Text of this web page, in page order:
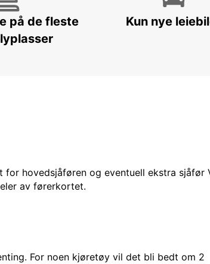
på de fleste
Kun nye
hovedsjåføren og eventuell ekstra sjåfør
av førerkortet.
For noen kjøretøy vil det bli bedt om 2